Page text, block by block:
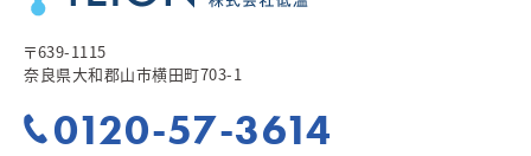
〒639-1115
奈良県大和郡山市横田町703-1
0120-57-3614